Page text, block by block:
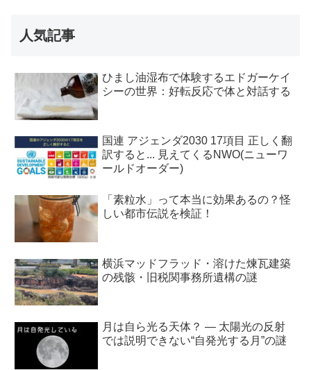
人気記事
ひまし油湿布で体験するエドガーケイ
シーの世界：好転反応で体と対話する
国連 アジェンダ2030 17項目 正しく翻
訳すると... 見えてくるNWO(ニューワ
ールドオーダー)
「素粒水」って本当に効果あるの？怪
しい都市伝説を検証！
横浜マッドフラッド・溶けた煉瓦建築
の残骸・旧税関事務所遺構の謎
月は自ら光る天体？ ― 太陽光の反射
では説明できない“自発光する月”の謎